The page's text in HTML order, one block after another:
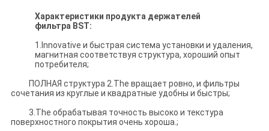
Характеристики продукта держателей
фильтра BST:
1.Innovative и быстрая система установки и удаления,
магнитная соответствуя структура, хороший опыт
потребителя;
ПОЛНАЯ структура 2.The вращает ровно, и фильтры
сочетания из круглые и квадратные удобны и быстры;
3.The обрабатывая точность высоко и текстура
поверхностного покрытия очень хороша.;